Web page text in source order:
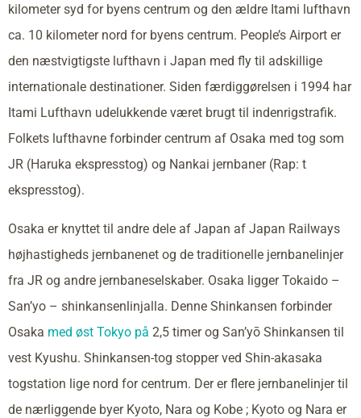
kilometer syd for byens centrum og den ældre Itami lufthavn
ca. 10 kilometer nord for byens centrum. People’s Airport er
den næstvigtigste lufthavn i Japan med fly til adskillige
internationale destinationer. Siden færdiggørelsen i 1994 har
Itami Lufthavn udelukkende været brugt til indenrigstrafik.
Folkets lufthavne forbinder centrum af Osaka med tog som
JR (Haruka ekspresstog) og Nankai jernbaner (Rap: t
ekspresstog).
Osaka er knyttet til andre dele af Japan af Japan Railways
højhastigheds jernbanenet og de traditionelle jernbanelinjer
fra JR og andre jernbaneselskaber. Osaka ligger Tokaido –
San’yo – shinkansenlinjalla. Denne Shinkansen forbinder
Osaka med øst Tokyo på 2,5 timer og San’yō Shinkansen til
vest Kyushu. Shinkansen-tog stopper ved Shin-akasaka
togstation lige nord for centrum. Der er flere jernbanelinjer til
de nærliggende byer Kyoto, Nara og Kobe ; Kyoto og Nara er